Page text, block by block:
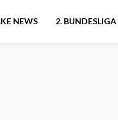
NEWS 2. BUNDESLIGA